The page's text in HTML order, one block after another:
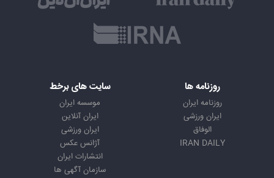
روزنامه ها
روزنامه ایران
ایران ورزشی
الوفاق
IRAN DAILY
سایت های برخط
موسسه ایران
ایران آنلاین
ایران ورزشی
آژانس عکس
انتشارات ایران
سازمان آگهی ها